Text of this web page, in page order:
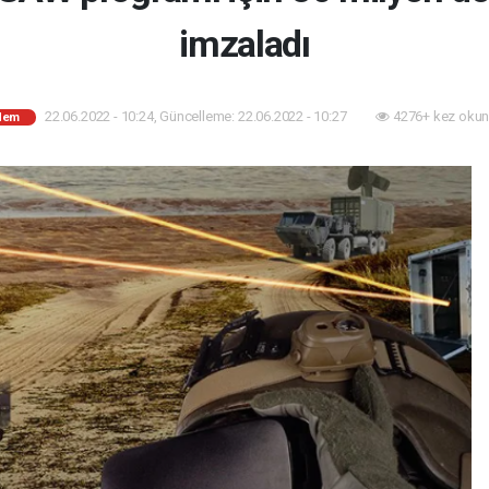
imzaladı
22.06.2022 - 10:24, Güncelleme: 22.06.2022 - 10:27 4276+ kez